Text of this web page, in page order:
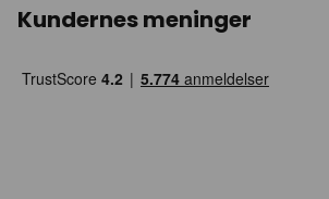
Kundernes meninger